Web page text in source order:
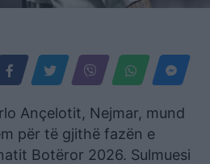
Ançelotit, Nejmar, mund
për të gjithë fazën e
Botëror 2026. Sulmuesi